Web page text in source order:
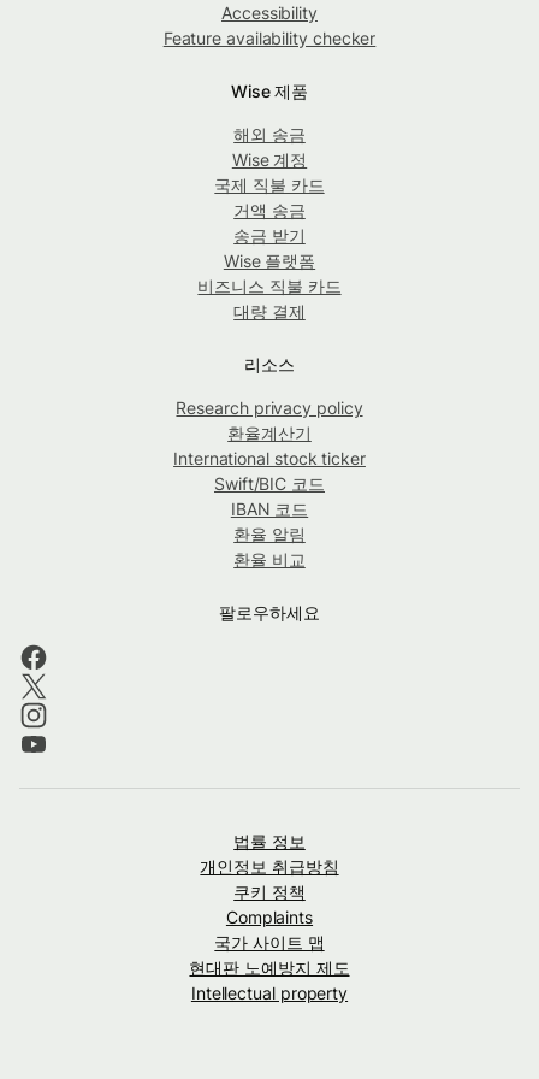
Accessibility
Feature availability checker
Wise 제품
해외 송금
Wise 계정
국제 직불 카드
거액 송금
송금 받기
Wise 플랫폼
비즈니스 직불 카드
대량 결제
리소스
Research privacy policy
환율계산기
International stock ticker
Swift/BIC 코드
IBAN 코드
환율 알림
환율 비교
팔로우하세요
법률 정보
개인정보 취급방침
쿠키 정책
Complaints
국가 사이트 맵
현대판 노예방지 제도
Intellectual property